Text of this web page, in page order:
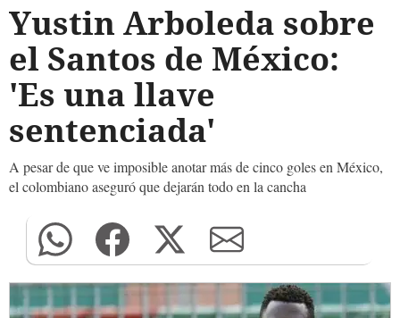
Yustin Arboleda sobre
el Santos de México:
'Es una llave
sentenciada'
A pesar de que ve imposible anotar más de cinco goles en México,
el colombiano aseguró que dejarán todo en la cancha